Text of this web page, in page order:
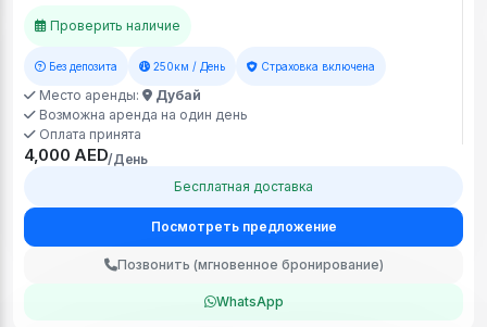
Проверить наличие
Без депозита 250км / День Страховка включена
Место аренды:
Дубай
Возможна аренда на один день
Оплата принята
4,000 AED/День
Бесплатная доставка
Посмотреть предложение
Позвонить (мгновенное бронирование)
WhatsApp